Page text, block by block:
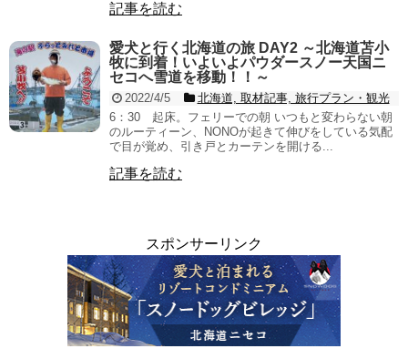
記事を読む
愛犬と行く北海道の旅 DAY2 ～北海道苫小
牧に到着！いよいよパウダースノー天国ニ
セコへ雪道を移動！！～
2022/4/5
北海道, 取材記事, 旅行プラン・観光
6：30 起床。フェリーでの朝 いつもと変わらない朝
のルーティーン、NONOが起きて伸びをしている気配
で目が覚め、引き戸とカーテンを開ける...
記事を読む
スポンサーリンク